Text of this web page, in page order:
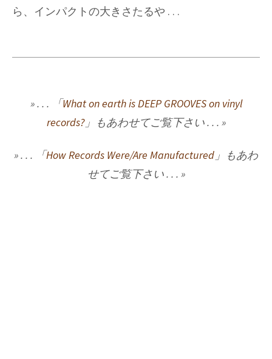
ら、インパクトの大きさたるや . . .
» . . . 「What on earth is DEEP GROOVES on vinyl
records?」もあわせてご覧下さい . . . »
» . . . 「How Records Were/Are Manufactured 」もあわ
せてご覧下さい . . . »